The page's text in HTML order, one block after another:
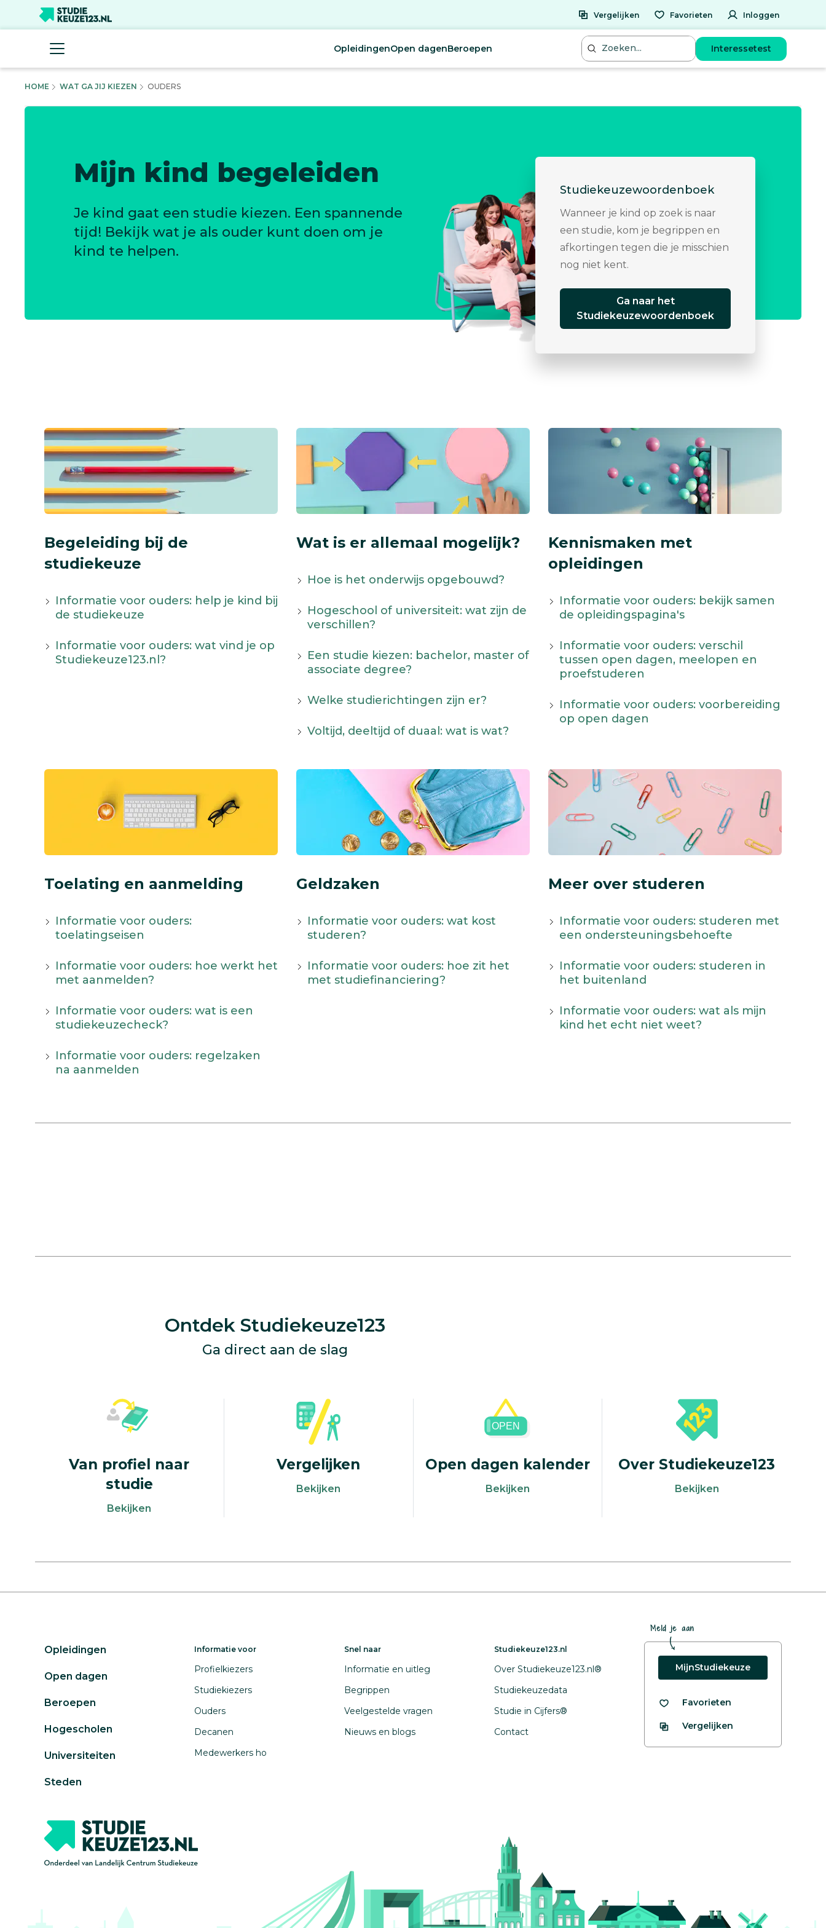
Vergelijken Favorieten Inloggen
OpleidingenOpen dagenBeroepen Interessetest
HOME WAT GA JIJ KIEZEN OUDERS
Mijn kind begeleiden
Je kind gaat een studie kiezen. Een spannende
tijd! Bekijk wat je als ouder kunt doen om je
kind te helpen.
Studiekeuzewoordenboek
Wanneer je kind op zoek is naar
een studie, kom je begrippen en
afkortingen tegen die je misschien
nog niet kent.
Ga naar het
Studiekeuzewoordenboek
Begeleiding bij de
studiekeuze
Informatie voor ouders: help je kind bij
de studiekeuze
Informatie voor ouders: wat vind je op
Studiekeuze123.nl?
Wat is er allemaal mogelijk?
Hoe is het onderwijs opgebouwd?
Hogeschool of universiteit: wat zijn de
verschillen?
Een studie kiezen: bachelor, master of
associate degree?
Welke studierichtingen zijn er?
Voltijd, deeltijd of duaal: wat is wat?
Kennismaken met
opleidingen
Informatie voor ouders: bekijk samen
de opleidingspagina's
Informatie voor ouders: verschil
tussen open dagen, meelopen en
proefstuderen
Informatie voor ouders: voorbereiding
op open dagen
Toelating en aanmelding
Informatie voor ouders:
toelatingseisen
Informatie voor ouders: hoe werkt het
met aanmelden?
Informatie voor ouders: wat is een
studiekeuzecheck?
Informatie voor ouders: regelzaken
na aanmelden
Geldzaken
Informatie voor ouders: wat kost
studeren?
Informatie voor ouders: hoe zit het
met studiefinanciering?
Meer over studeren
Informatie voor ouders: studeren met
een ondersteuningsbehoefte
Informatie voor ouders: studeren in
het buitenland
Informatie voor ouders: wat als mijn
kind het echt niet weet?
Ontdek Studiekeuze123
Ga direct aan de slag
Van profiel naar
studie
Van profiel naar studie
Bekijken
Vergelijken
Vergelijken
Bekijken
Open dagen kalender
Open dagen kalender
Bekijken
Over Studiekeuze123
Over Studiekeuze123
Bekijken
Opleidingen
Open dagen
Beroepen
Hogescholen
Universiteiten
Steden
Informatie voor
Profielkiezers
Studiekiezers
Ouders
Decanen
Medewerkers ho
Snel naar
Informatie en uitleg
Begrippen
Veelgestelde vragen
Nieuws en blogs
Studiekeuze123.nl
Over Studiekeuze123.nl®
Studiekeuzedata
Studie in Cijfers®
Contact
Meld je aan
MijnStudiekeuze
Favorieten
Vergelijken